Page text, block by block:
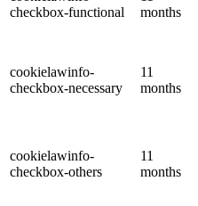
checkbox-functional
months
cookielawinfo-
checkbox-necessary
11
months
cookielawinfo-
checkbox-others
11
months